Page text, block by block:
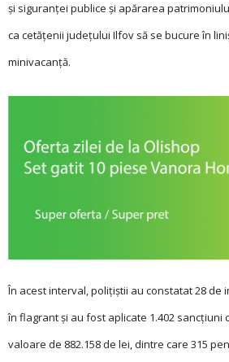
şi siguranţei publice și apă­rarea
ca ce­tățenii județului Ilfov să se bucure în
minivacanţă.
În acest interval, polițiștii au constatat 28 de
în flagrant și au fost aplicate 1.402 sancțiuni
valoare de 882.158 de lei, dintre care 315